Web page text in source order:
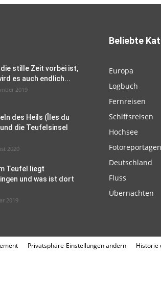
die stille Zeit vorbei ist,
es auch endlich...
2019
des Heils (Îles du
die Teufelsinsel
2020
Teufel liegt
und was ist dort
2019
Beliebte
Europa
Logbuch
Fernreisen
Schiffsreisen
Hochsee
Fotoreportagen
Deutschland
Fluss
Übernachten
Privatsphäre-Einstellungen ändern
Historie